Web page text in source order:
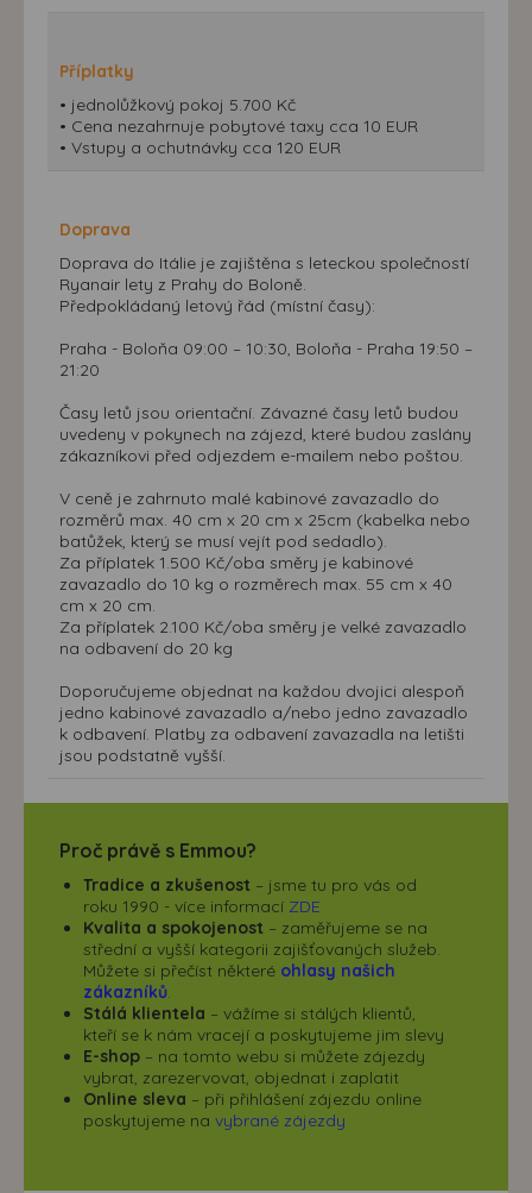
Příplatky
• jednolůžkový pokoj 5.700 Kč
• Cena nezahrnuje pobytové taxy cca 10 EUR
• Vstupy a ochutnávky cca 120 EUR
Doprava
Doprava do Itálie je zajištěna s leteckou společností
Ryanair lety z Prahy do Boloně.
Předpokládaný letový řád (místní časy):
Praha - Boloňa 09:00 – 10:30, Boloňa - Praha 19:50 –
21:20
Časy letů jsou orientační. Závazné časy letů budou
uvedeny v pokynech na zájezd, které budou zaslány
zákazníkovi před odjezdem e-mailem nebo poštou.
V ceně je zahrnuto malé kabinové zavazadlo do
rozměrů max. 40 cm x 20 cm x 25cm (kabelka nebo
batůžek, který se musí vejít pod sedadlo).
Za příplatek 1.500 Kč/oba směry je kabinové
zavazadlo do 10 kg o rozměrech max. 55 cm x 40
cm x 20 cm.
Za příplatek 2.100 Kč/oba směry je velké zavazadlo
na odbavení do 20 kg
Doporučujeme objednat na každou dvojici alespoň
jedno kabinové zavazadlo a/nebo jedno zavazadlo
k odbavení. Platby za odbavení zavazadla na letišti
jsou podstatně vyšší.
Proč právě s Emmou?
Tradice a zkušenost – jsme tu pro vás od
roku 1990 - více informací ZDE
Kvalita a spokojenost – zaměřujeme se na
střední a vyšší kategorii zajišťovaných služeb.
Můžete si přečíst některé ohlasy našich
zákazníků
Stálá klientela – vážíme si stálých klientů,
kteří se k nám vracejí a poskytujeme jim slevy
E-shop – na tomto webu si můžete zájezdy
vybrat, zarezervovat, objednat i zaplatit
Online sleva – při přihlášení zájezdu online
poskytujeme na vybrané zájezdy